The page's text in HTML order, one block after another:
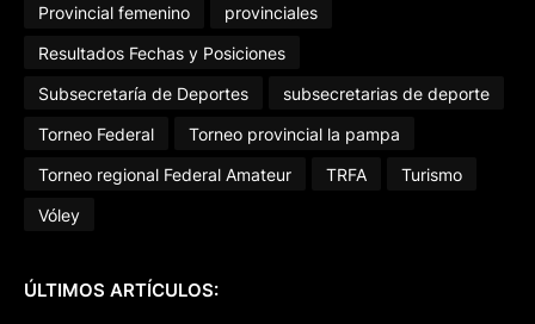
Provincial femenino
provinciales
Resultados Fechas y Posiciones
Subsecretaría de Deportes
subsecretarias de deporte
Torneo Federal
Torneo provincial la pampa
Torneo regional Federal Amateur
TRFA
Turismo
Vóley
ÚLTIMOS ARTÍCULOS: